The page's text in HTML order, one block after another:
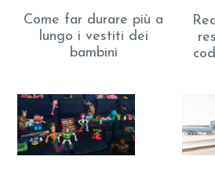
Come far durare più a
lungo i vestiti dei
bambini